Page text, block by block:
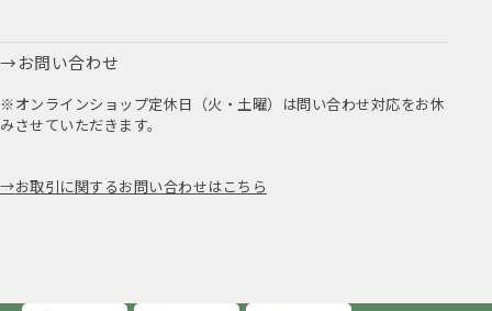
お問い合わせ
※オンラインショップ定休日（火・土曜）は問い合わせ対応をお休
みさせていただきます。
お取引に関するお問い合わせはこちら